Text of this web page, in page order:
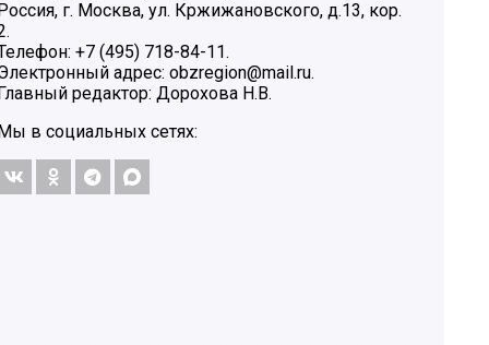
г. Москва, ул. Кржижановского, д.13, кор.
+7 (495) 718-84-11.
адрес: obzregion@mail.ru.
редактор: Дорохова Н.В.
в социальных сетях: